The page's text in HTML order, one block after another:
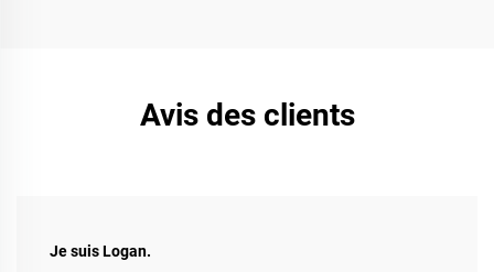
Avis des clients
Je suis Logan.